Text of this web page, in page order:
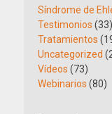
Síndrome de
Testimonios (33)
Tratamientos
Uncategorized
Vídeos (73)
Webinarios (80)